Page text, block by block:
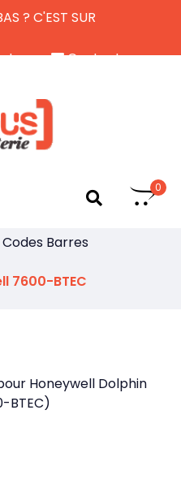
? C'EST SUR
Contactez-nous
0
Barres
7600-BTEC